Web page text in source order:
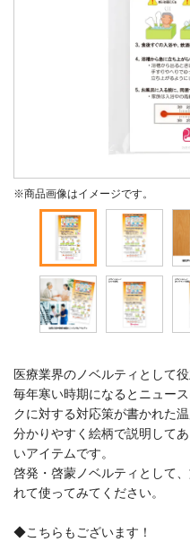
※商品画像はイメージです。
医療業界のノベルティとして
毎年寒い時期になるとニュー
クに対する対応策が書かれた
分かりやすく絵柄で説明して
いアイテムです。
啓発・啓蒙ノベルティとして
れて使ってみてください。
◆こちらもございます！